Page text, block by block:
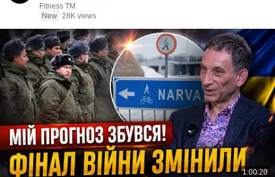
Fitness TM
New 28K views
1:00:20